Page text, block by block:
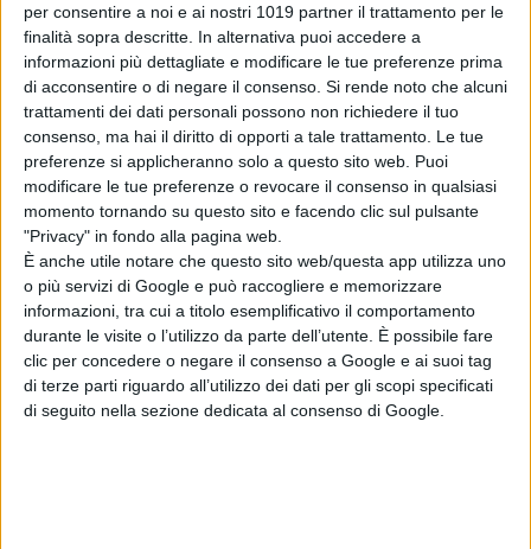
per consentire a noi e ai nostri 1019 partner il trattamento per le
finalità sopra descritte. In alternativa puoi accedere a
informazioni più dettagliate e modificare le tue preferenze prima
di acconsentire o di negare il consenso. Si rende noto che alcuni
trattamenti dei dati personali possono non richiedere il tuo
consenso, ma hai il diritto di opporti a tale trattamento. Le tue
preferenze si applicheranno solo a questo sito web. Puoi
modificare le tue preferenze o revocare il consenso in qualsiasi
momento tornando su questo sito e facendo clic sul pulsante
"Privacy" in fondo alla pagina web.
È anche utile notare che questo sito web/questa app utilizza uno
o più servizi di Google e può raccogliere e memorizzare
informazioni, tra cui a titolo esemplificativo il comportamento
durante le visite o l’utilizzo da parte dell’utente. È possibile fare
clic per concedere o negare il consenso a Google e ai suoi tag
di terze parti riguardo all’utilizzo dei dati per gli scopi specificati
di seguito nella sezione dedicata al consenso di Google.
Agosto 2026
di La Redazione
retroscena sul
casting di Ciclope
negli X-Men
di Emanuela Giuliani
Chi siamoContattiPrivacy PolicyCookie Policy